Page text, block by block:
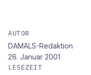
Politik hat bei
AUTOR
DAMALS-Redaktion
26. Januar 2001
LESEZEIT